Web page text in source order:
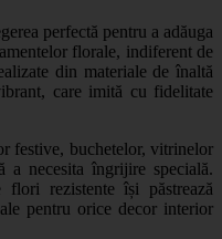
perfectă pentru a adăuga
florale, indiferent de
din materiale de înaltă
care imită cu fidelitate
festive, buchetelor, vitrinelor
a necesita îngrijire specială.
rezistente își păstrează
pentru orice decor interior